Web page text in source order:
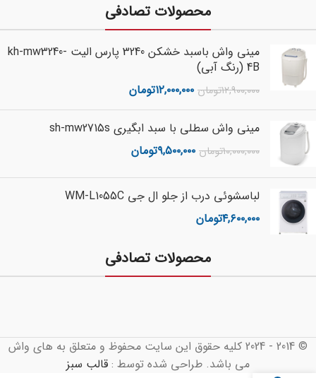
محصولات تصادفی
مینی واش باسبد خشکن 3240 پارس الیت kh-mw3240-
4B (رنگ آبی)
۱۲,۹۰۰,۰۰۰تومان ۱۲,۰۰۰,۰۰۰تومان
مینی واش سطلی با سبد ابگیری sh-mw2715s
۱۰,۰۰۰,۰۰۰تومان ۹,۵۰۰,۰۰۰تومان
لباسشوئی درب از جلو ال جی WM-L1055C
۴,۶۰۰,۰۰۰تومان
محصولات تصادفی
© 2014 - 2024 کلیه حقوق این سایت محفوظ و متعلق به های واش
می باشد. طراحی شده توسط : قالب سبز